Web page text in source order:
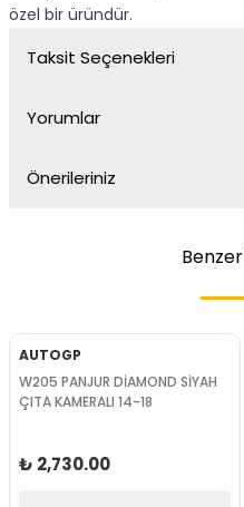
özel bir üründür.
Taksit Seçenekleri
Yorumlar
Önerileriniz
Benzer
AUTOGP
W205 PANJUR DİAMOND SİYAH
ÇITA KAMERALI 14-18
₺ 2,730.00